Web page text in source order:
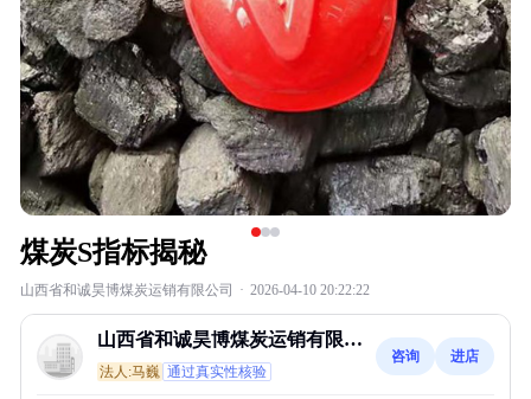
煤炭S指标揭秘
山西省和诚昊博煤炭运销有限公司 · 2026-04-10 20:22:22
山西省和诚昊博煤炭运销有限公
司
法人:马巍 通过真实性核验
咨询 进店